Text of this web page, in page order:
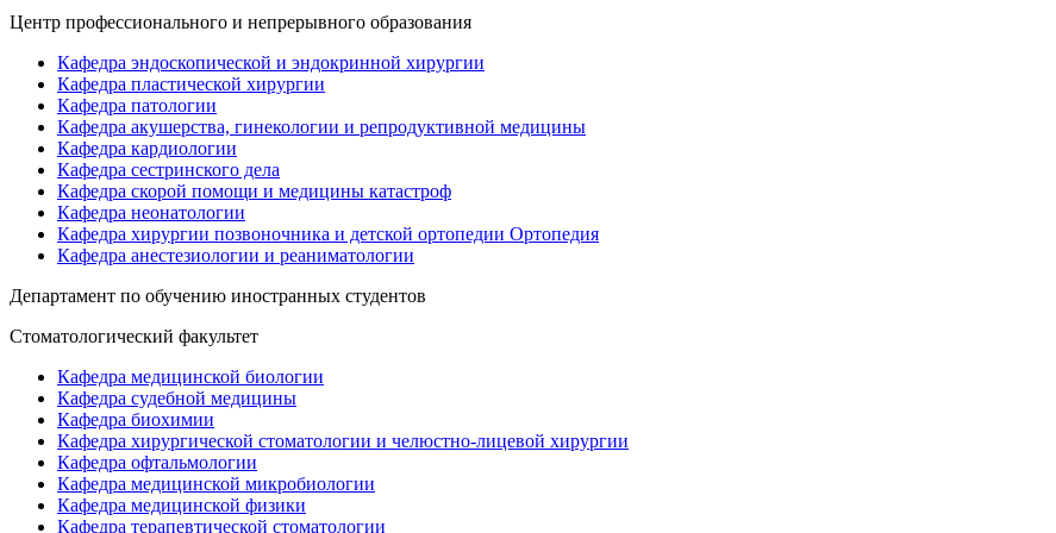
Центр профессионального и непрерывного образования
Кафедра эндоскопической и эндокринной хирургии
Кафедра пластической хирургии
Кафедра патологии
Кафедра акушерства, гинекологии и репродуктивной медицины
Кафедра кардиологии
Кафедра сестринского дела
Кафедра скорой помощи и медицины катастроф
Кафедра неонатологии
Кафедра хирургии позвоночника и детской ортопедии Ортопедия
Кафедра анестезиологии и реаниматологии
Департамент по обучению иностранных студентов
Стоматологический факультет
Кафедра медицинской биологии
Кафедра судебной медицины
Кафедра биохимии
Кафедра хирургической стоматологии и челюстно-лицевой хирургии
Кафедра офтальмологии
Кафедра медицинской микробиологии
Кафедра медицинской физики
Кафедра терапевтической стоматологии